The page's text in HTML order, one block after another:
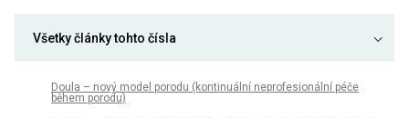
Všetky články tohto čísla
Doula – nový model porodu (kontinuální neprofesionální péče
během porodu)